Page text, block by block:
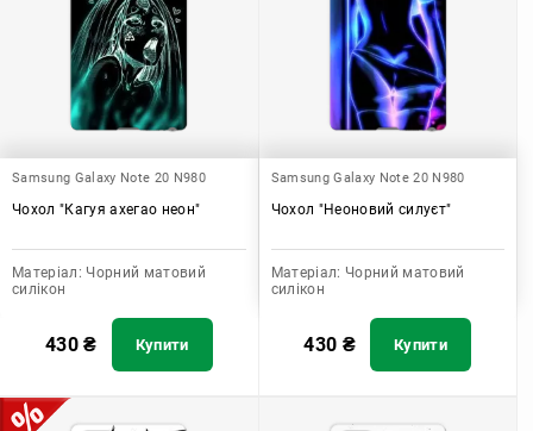
Samsung Galaxy Note 20 N980
Чохол "Кагуя ахегао неон"
Матеріал: Чорний матовий
силікон
430₴ Купити
Samsung Galaxy Note 20 N980
Чохол "Неоновий силуєт"
Матеріал: Чорний матовий
силікон
430 ₴ Купити